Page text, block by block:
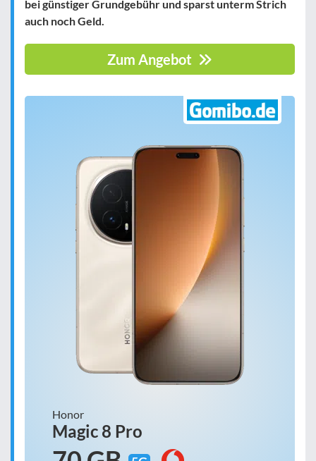
bei günstiger Grundgebühr und sparst unterm Strich
auch noch Geld.
Zum Angebot
Honor
Magic 8 Pro